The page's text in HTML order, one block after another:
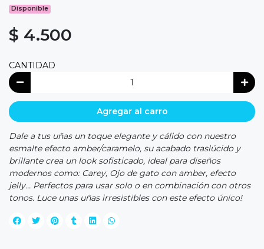
Disponible
$ 4.500
CANTIDAD
Agregar al carro
Dale a tus uñas un toque elegante y cálido con nuestro
esmalte efecto amber/caramelo, su acabado traslúcido y
brillante crea un look sofisticado, ideal para diseños
modernos como: Carey, Ojo de gato con amber, efecto
jelly... Perfectos para usar solo o en combinación con otros
tonos. Luce unas uñas irresistibles con este efecto único!